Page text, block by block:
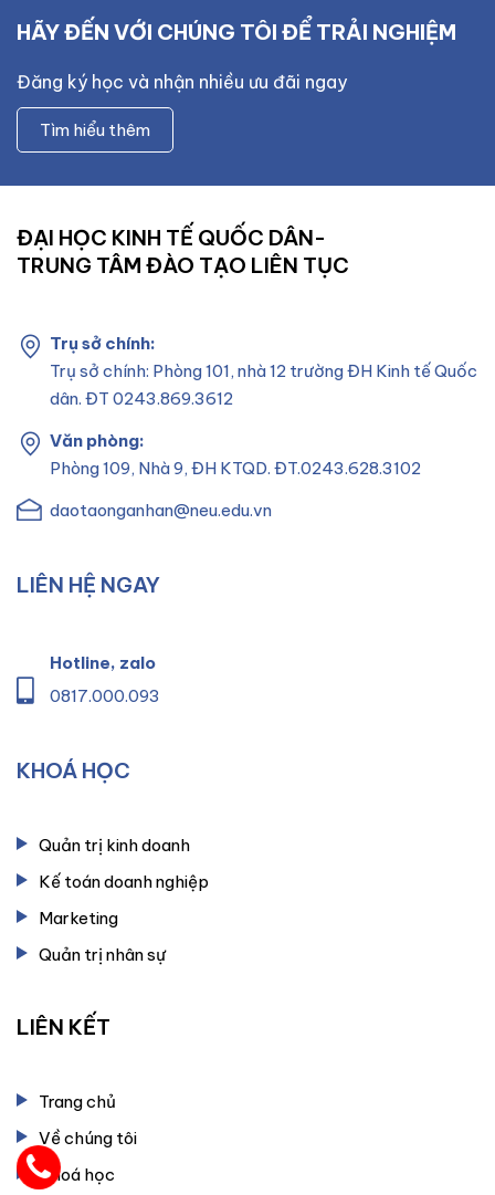
HÃY ĐẾN VỚI CHÚNG TÔI ĐỂ TRẢI NGHIỆM
Đăng ký học và nhận nhiều ưu đãi ngay
Tìm hiểu thêm
ĐẠI HỌC KINH TẾ QUỐC DÂN-
TRUNG TÂM ĐÀO TẠO LIÊN TỤC
Trụ sở chính:
Trụ sở chính: Phòng 101, nhà 12 trường ĐH Kinh tế Quốc
dân. ĐT 0243.869.3612
Văn phòng:
Phòng 109, Nhà 9, ĐH KTQD. ĐT.0243.628.3102
daotaonganhan@neu.edu.vn
LIÊN HỆ NGAY
Hotline, zalo
0817.000.093
KHOÁ HỌC
Quản trị kinh doanh
Kế toán doanh nghiệp
Marketing
Quản trị nhân sự
LIÊN KẾT
Trang chủ
Về chúng tôi
Khoá học